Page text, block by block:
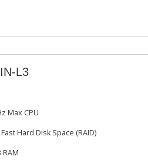
L3
Max CPU
Hard Disk Space (RAID)
RAM